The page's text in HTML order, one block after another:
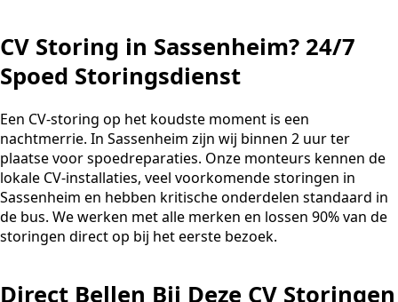
CV Storing in Sassenheim? 24/7
Spoed Storingsdienst
Een CV-storing op het koudste moment is een
nachtmerrie. In Sassenheim zijn wij binnen 2 uur ter
plaatse voor spoedreparaties. Onze monteurs kennen de
lokale CV-installaties, veel voorkomende storingen in
Sassenheim en hebben kritische onderdelen standaard in
de bus. We werken met alle merken en lossen 90% van de
storingen direct op bij het eerste bezoek.
Direct Bellen Bij Deze CV Storingen